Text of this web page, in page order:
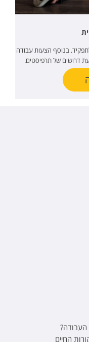
בנוסף הצעות עבודה
דרושים של תרפיסטים.
העבודה?